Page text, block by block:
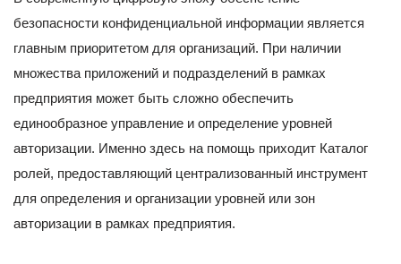
безопасности конфиденциальной информации является
главным приоритетом для организаций. При наличии
множества приложений и подразделений в рамках
предприятия может быть сложно обеспечить
единообразное управление и определение уровней
авторизации. Именно здесь на помощь приходит Каталог
ролей, предоставляющий централизованный инструмент
для определения и организации уровней или зон
авторизации в рамках предприятия.